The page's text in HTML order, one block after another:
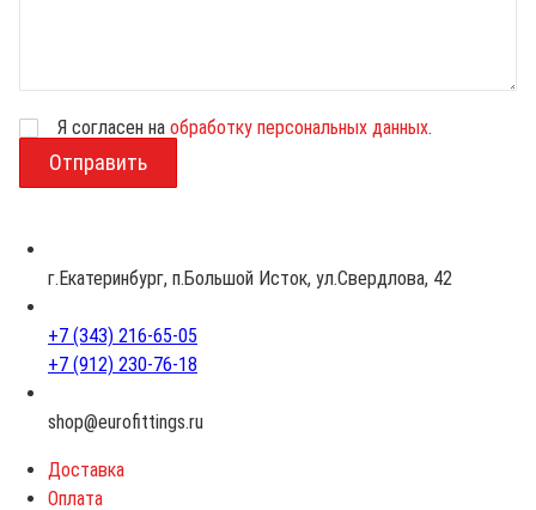
з
Я согласен на обработку персональных данных.
г.Екатеринбург, п.Большой Исток, ул.Свердлова, 42
+7 (343) 216-65-05
+7 (912) 230-76-18
shop@eurofittings.ru
Доставка
Оплата